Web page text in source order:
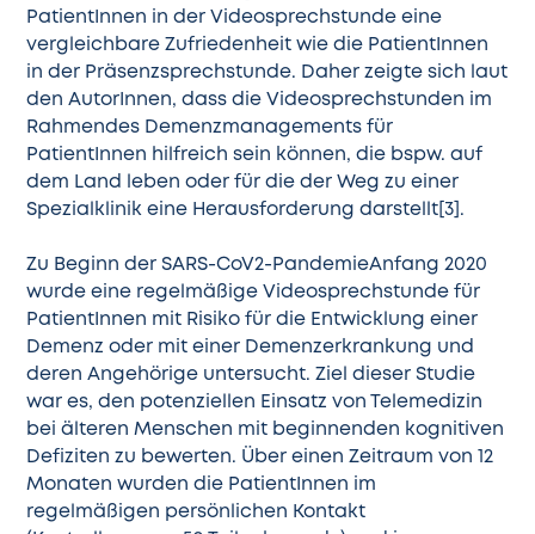
PatientInnen in der Videosprechstunde eine
vergleichbare Zufriedenheit wie die PatientInnen
in der Präsenzsprechstunde. Daher zeigte sich laut
den AutorInnen, dass die Videosprechstunden im
Rahmendes Demenzmanagements für
PatientInnen hilfreich sein können, die bspw. auf
dem Land leben oder für die der Weg zu einer
Spezialklinik eine Herausforderung darstellt[3].
Zu Beginn der SARS-CoV2-PandemieAnfang 2020
wurde eine regelmäßige Videosprechstunde für
PatientInnen mit Risiko für die Entwicklung einer
Demenz oder mit einer Demenzerkrankung und
deren Angehörige untersucht. Ziel dieser Studie
war es, den potenziellen Einsatz von Telemedizin
bei älteren Menschen mit beginnenden kognitiven
Defiziten zu bewerten. Über einen Zeitraum von 12
Monaten wurden die PatientInnen im
regelmäßigen persönlichen Kontakt